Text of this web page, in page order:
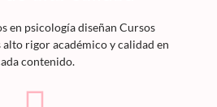
en psicología diseñan Cursos
alto rigor académico y calidad en
contenido.